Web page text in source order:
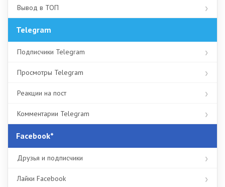
Вывод в ТОП
Telegram
Подписчики Telegram
Просмотры Telegram
Реакции на пост
Комментарии Telegram
Facebook*
Друзья и подписчики
Лайки Facebook